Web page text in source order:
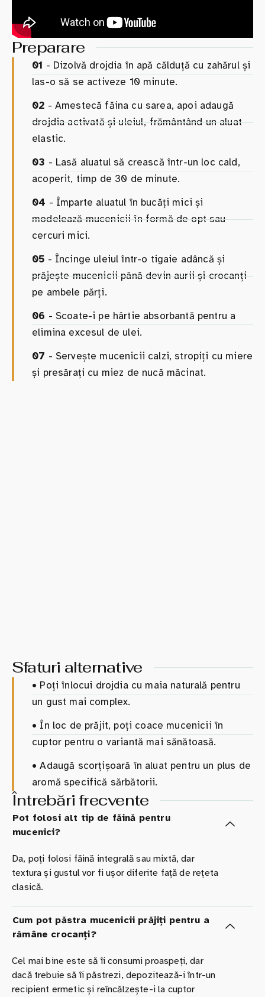
Preparare
01 - Dizolvă drojdia în apă călduță cu zahărul și
las-o să se activeze 10 minute.
02 - Amestecă făina cu sarea, apoi adaugă
drojdia activată și uleiul, frământând un aluat
elastic.
03 - Lasă aluatul să crească într-un loc cald,
acoperit, timp de 30 de minute.
04 - Împarte aluatul în bucăți mici și
modelează mucenicii în formă de opt sau
cercuri mici.
05 - Încinge uleiul într-o tigaie adâncă și
prăjește mucenicii până devin aurii și crocanți
pe ambele părți.
06 - Scoate-i pe hârtie absorbantă pentru a
elimina excesul de ulei.
07 - Servește mucenicii calzi, stropiți cu miere
și presărați cu miez de nucă măcinat.
Sfaturi alternative
• Poți înlocui drojdia cu maia naturală pentru
un gust mai complex.
• În loc de prăjit, poți coace mucenicii în
cuptor pentru o variantă mai sănătoasă.
• Adaugă scorțișoară în aluat pentru un plus de
aromă specifică sărbătorii.
Întrebări frecvente
Pot folosi alt tip de făină pentru
mucenici?
Da, poți folosi făină integrală sau mixtă, dar
textura și gustul vor fi ușor diferite față de rețeta
clasică.
Cum pot păstra mucenicii prăjiți pentru a
rămâne crocanți?
Cel mai bine este să îi consumi proaspeți, dar
dacă trebuie să îi păstrezi, depozitează-i într-un
recipient ermetic și reîncălzește-i la cuptor